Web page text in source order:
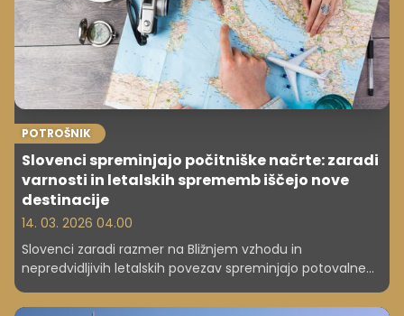
POTROŠNIK
Slovenci spreminjajo počitniške načrte: zaradi
varnosti in letalskih sprememb iščejo nove
destinacije
14. 03. 2026 04.00
Slovenci zaradi razmer na Bližnjem vzhodu in
nepredvidljivih letalskih povezav spreminjajo potovalne
načrte. Preverite, kam zdaj najraje potujejo, kako
turistične agencije prilagajajo ponudbo ter katere